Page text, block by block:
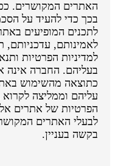
האתרים המקושרים.
בכך כדי להעיד על
לתכנים המופיעים
לאמינותם, עדכניותם,
למדיניות הפרטיות
בעליהם. החברה אינה
כתוצאה מהשימוש
עליהם וממליצה לקרוא
הפרטיות של אתרים
לבעלי האתרים
בקשה בעניין.